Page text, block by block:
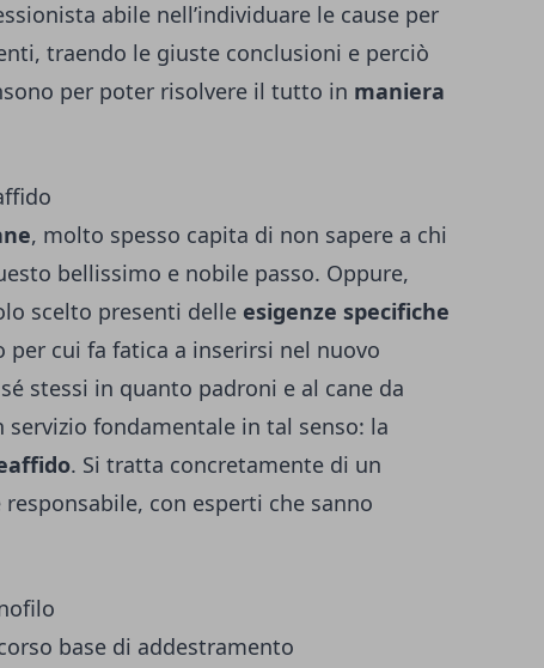
abile nell’individuare le cause per
traendo le giuste conclusioni e perciò
per poter risolvere il tutto in maniera
, molto spesso capita di non sapere a chi
bellissimo e nobile passo. Oppure,
scelto presenti delle esigenze specifiche
cui fa fatica a inserirsi nel nuovo
stessi in quanto padroni e al cane da
fondamentale in tal senso: la
. Si tratta concretamente di un
con esperti che sanno
base di addestramento